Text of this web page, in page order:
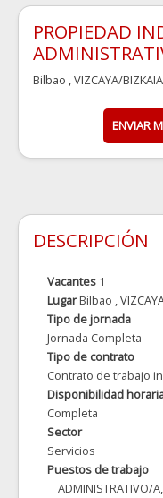
PROPIEDAD
Bilbao , VIZCAYA/BIZKAIA
ENVIAR
DESCRIPCIÓN
Vacantes 1
LugarBilbao ,
Tipo de jornada
Jornada Completa
Tipo de contrato
Contrato de trabajo
Disponibilidad
Completa
Sector
Servicios
Puestos de trabajo
ADMINISTRATIVO/